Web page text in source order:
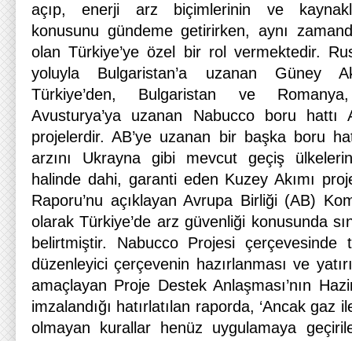
açıp, enerji arz biçimlerinin ve
konusunu gündeme getirirken, aynı
olan Türkiye’ye özel bir rol vermektedir.
yoluyla Bulgaristan’a uzanan Güney
Türkiye’den, Bulgaristan ve
Avusturya’ya uzanan Nabucco boru hattı
projelerdir. AB’ye uzanan bir başka boru
arzını Ukrayna gibi mevcut geçiş
halinde dahi, garanti eden Kuzey Akımı
Raporu’nu açıklayan Avrupa Birliği (AB)
olarak Türkiye’de arz güvenliği konusunda
belirtmiştir. Nabucco Projesi çerçevesinde
düzenleyici çerçevenin hazırlanması ve
amaçlayan Proje Destek Anlaşması’nın
imzalandığı hatırlatılan raporda, ‘Ancak gaz
olmayan kurallar henüz uygulamaya